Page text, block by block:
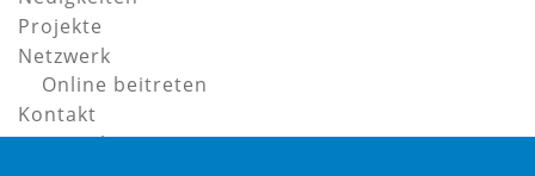
Projekte
Netzwerk
Online beitreten
Kontakt
Datenschutz